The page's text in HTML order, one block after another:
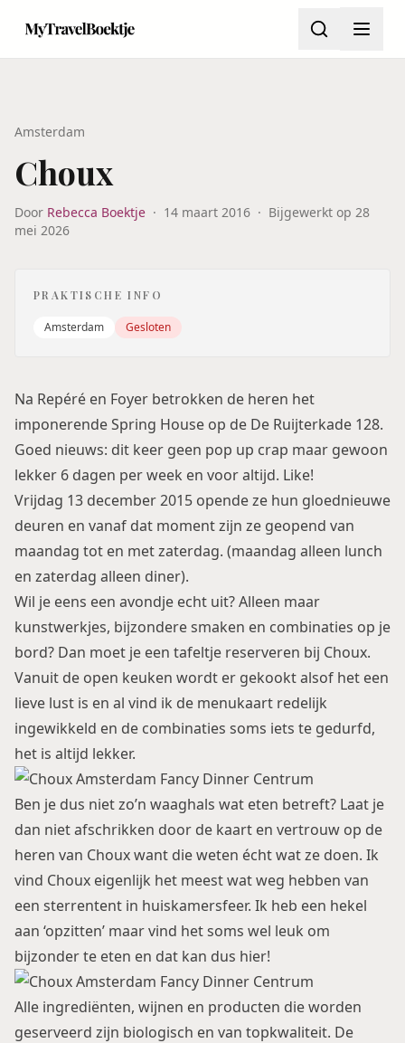
Amsterdam
Choux
Door Rebecca Boektje · 14 maart 2016 · Bijgewerkt op 28
mei 2026
PRAKTISCHE INFO
Amsterdam Gesloten
Na Repéré en Foyer betrokken de heren het
imponerende Spring House op de De Ruijterkade 128.
Goed nieuws: dit keer geen pop up crap maar gewoon
lekker 6 dagen per week en voor altijd. Like!
Vrijdag 13 december 2015 opende ze hun gloednieuwe
deuren en vanaf dat moment zijn ze geopend van
maandag tot en met zaterdag. (maandag alleen lunch
en zaterdag alleen diner).
Wil je eens een avondje echt uit? Alleen maar
kunstwerkjes, bijzondere smaken en combinaties op je
bord? Dan moet je een tafeltje reserveren bij Choux.
Vanuit de open keuken wordt er gekookt alsof het een
lieve lust is en al vind ik de menukaart redelijk
ingewikkeld en de combinaties soms iets te gedurfd,
het is altijd lekker.
Ben je dus niet zo’n waaghals wat eten betreft? Laat je
dan niet afschrikken door de kaart en vertrouw op de
heren van Choux want die weten écht wat ze doen. Ik
vind Choux eigenlijk het meest wat weg hebben van
een sterrentent in huiskamersfeer. Ik heb een hekel
aan ‘opzitten’ maar vind het soms wel leuk om
bijzonder te eten en dat kan dus hier!
Alle ingrediënten, wijnen en producten die worden
geserveerd zijn biologisch en van topkwaliteit. De